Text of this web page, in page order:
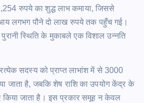
रुपये का शुद्ध लाभ कमाया, जिससे
लगभग पौने दो लाख रुपये तक पहुँच गई।
स्थिति के मुकाबले एक विशाल उन्नति
सदस्य को प्राप्त लाभांश में से 3000
जाता है, जबकि शेष राशि का उपयोग केंद्र के
जाता है। इस प्रकार समूह न केवल